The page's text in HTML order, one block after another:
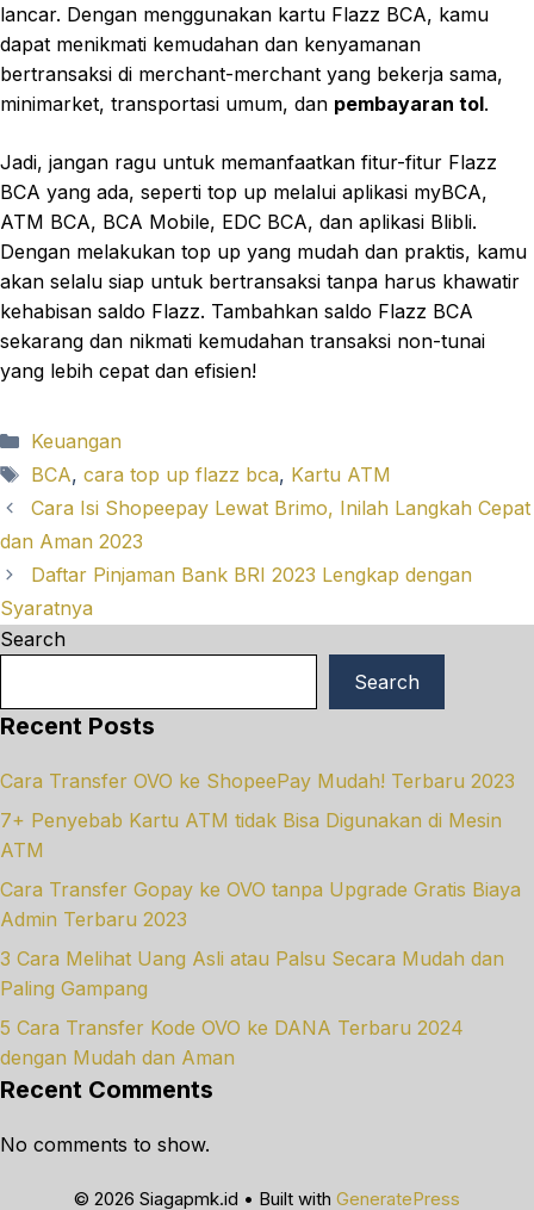
lancar. Dengan menggunakan kartu Flazz BCA, kamu
dapat menikmati kemudahan dan kenyamanan
bertransaksi di merchant-merchant yang bekerja sama,
minimarket, transportasi umum, dan pembayaran tol.
Jadi, jangan ragu untuk memanfaatkan fitur-fitur Flazz
BCA yang ada, seperti top up melalui aplikasi myBCA,
ATM BCA, BCA Mobile, EDC BCA, dan aplikasi Blibli.
Dengan melakukan top up yang mudah dan praktis, kamu
akan selalu siap untuk bertransaksi tanpa harus khawatir
kehabisan saldo Flazz. Tambahkan saldo Flazz BCA
sekarang dan nikmati kemudahan transaksi non-tunai
yang lebih cepat dan efisien!
Categories
Keuangan
Tags
BCA, cara top up flazz bca, Kartu ATM
Cara Isi Shopeepay Lewat Brimo, Inilah Langkah Cepat
dan Aman 2023
Daftar Pinjaman Bank BRI 2023 Lengkap dengan
Syaratnya
Search
Search
Recent Posts
Cara Transfer OVO ke ShopeePay Mudah! Terbaru 2023
7+ Penyebab Kartu ATM tidak Bisa Digunakan di Mesin
ATM
Cara Transfer Gopay ke OVO tanpa Upgrade Gratis Biaya
Admin Terbaru 2023
3 Cara Melihat Uang Asli atau Palsu Secara Mudah dan
Paling Gampang
5 Cara Transfer Kode OVO ke DANA Terbaru 2024
dengan Mudah dan Aman
Recent Comments
No comments to show.
© 2026 Siagapmk.id • Built with GeneratePress